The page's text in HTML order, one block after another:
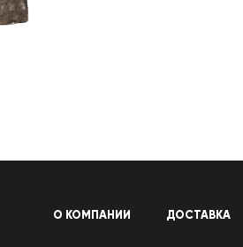
О КОМПАНИИ ДОСТАВКА